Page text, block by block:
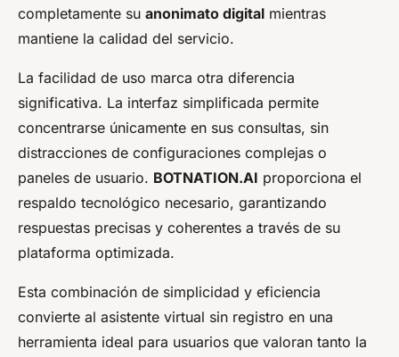
completamente su anonimato digital mientras
mantiene la calidad del servicio.
La facilidad de uso marca otra diferencia
significativa. La interfaz simplificada permite
concentrarse únicamente en sus consultas, sin
distracciones de configuraciones complejas o
paneles de usuario. BOTNATION.AI proporciona el
respaldo tecnológico necesario, garantizando
respuestas precisas y coherentes a través de su
plataforma optimizada.
Esta combinación de simplicidad y eficiencia
convierte al asistente virtual sin registro en una
herramienta ideal para usuarios que valoran tanto la